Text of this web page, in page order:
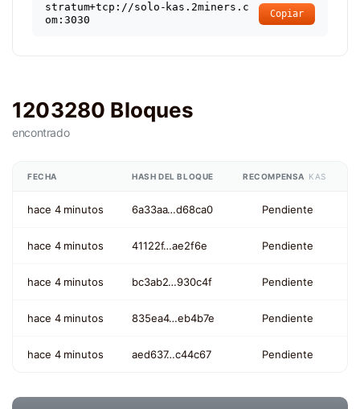
stratum+tcp://solo-kas.2miners.c
om:3030
Copiar
1203280 Bloques
encontrado
FECHA HASH DEL BLOQUE RECOMPENSA KAS
hace 4 minutos 6a33aa…d68ca0 Pendiente
hace 4 minutos 41122f…ae2f6e Pendiente
hace 4 minutos bc3ab2…930c4f Pendiente
hace 4 minutos 835ea4…eb4b7e Pendiente
hace 4 minutos aed637…c44c67 Pendiente